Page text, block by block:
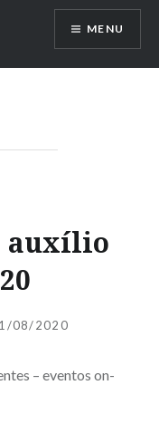
MENU
auxílio
08/2020
– eventos on-